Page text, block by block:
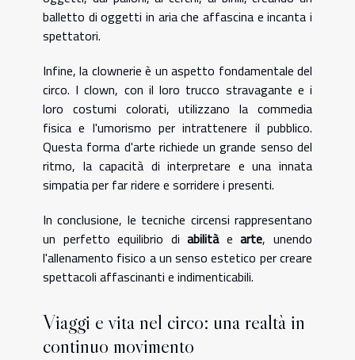
balletto di oggetti in aria che affascina e incanta i
spettatori.
Infine, la clownerie è un aspetto fondamentale del
circo. I clown, con il loro trucco stravagante e i
loro costumi colorati, utilizzano la commedia
fisica e l'umorismo per intrattenere il pubblico.
Questa forma d'arte richiede un grande senso del
ritmo, la capacità di interpretare e una innata
simpatia per far ridere e sorridere i presenti.
In conclusione, le tecniche circensi rappresentano
un perfetto equilibrio diabilitàearte, unendo
l'allenamento fisico a un senso estetico per creare
spettacoli affascinanti e indimenticabili.
Viaggi e vita nel circo: una realtà in
continuo movimento